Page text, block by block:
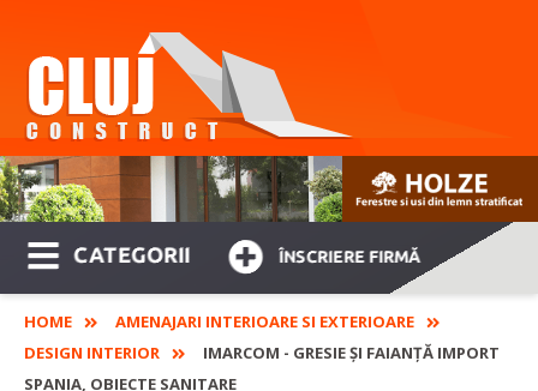
CATEGORII ÎNSCRIERE FIRMĂ
HOME
AMENAJARI INTERIOARE SI EXTERIOARE
DESIGN INTERIOR
IMARCOM - GRESIE ȘI FAIANȚĂ IMPORT
SPANIA, OBIECTE SANITARE